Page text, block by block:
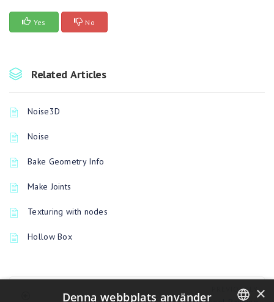
Yes No
Related Articles
Noise3D
Noise
Bake Geometry Info
Make Joints
Texturing with nodes
Hollow Box
PREVIOUSLY×
Denna webbplats använder